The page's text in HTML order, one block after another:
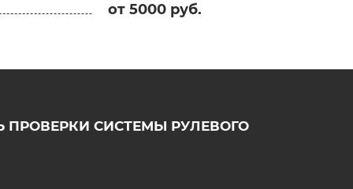
от 5000 руб.
СИСТЕМЫ РУЛЕВОГО